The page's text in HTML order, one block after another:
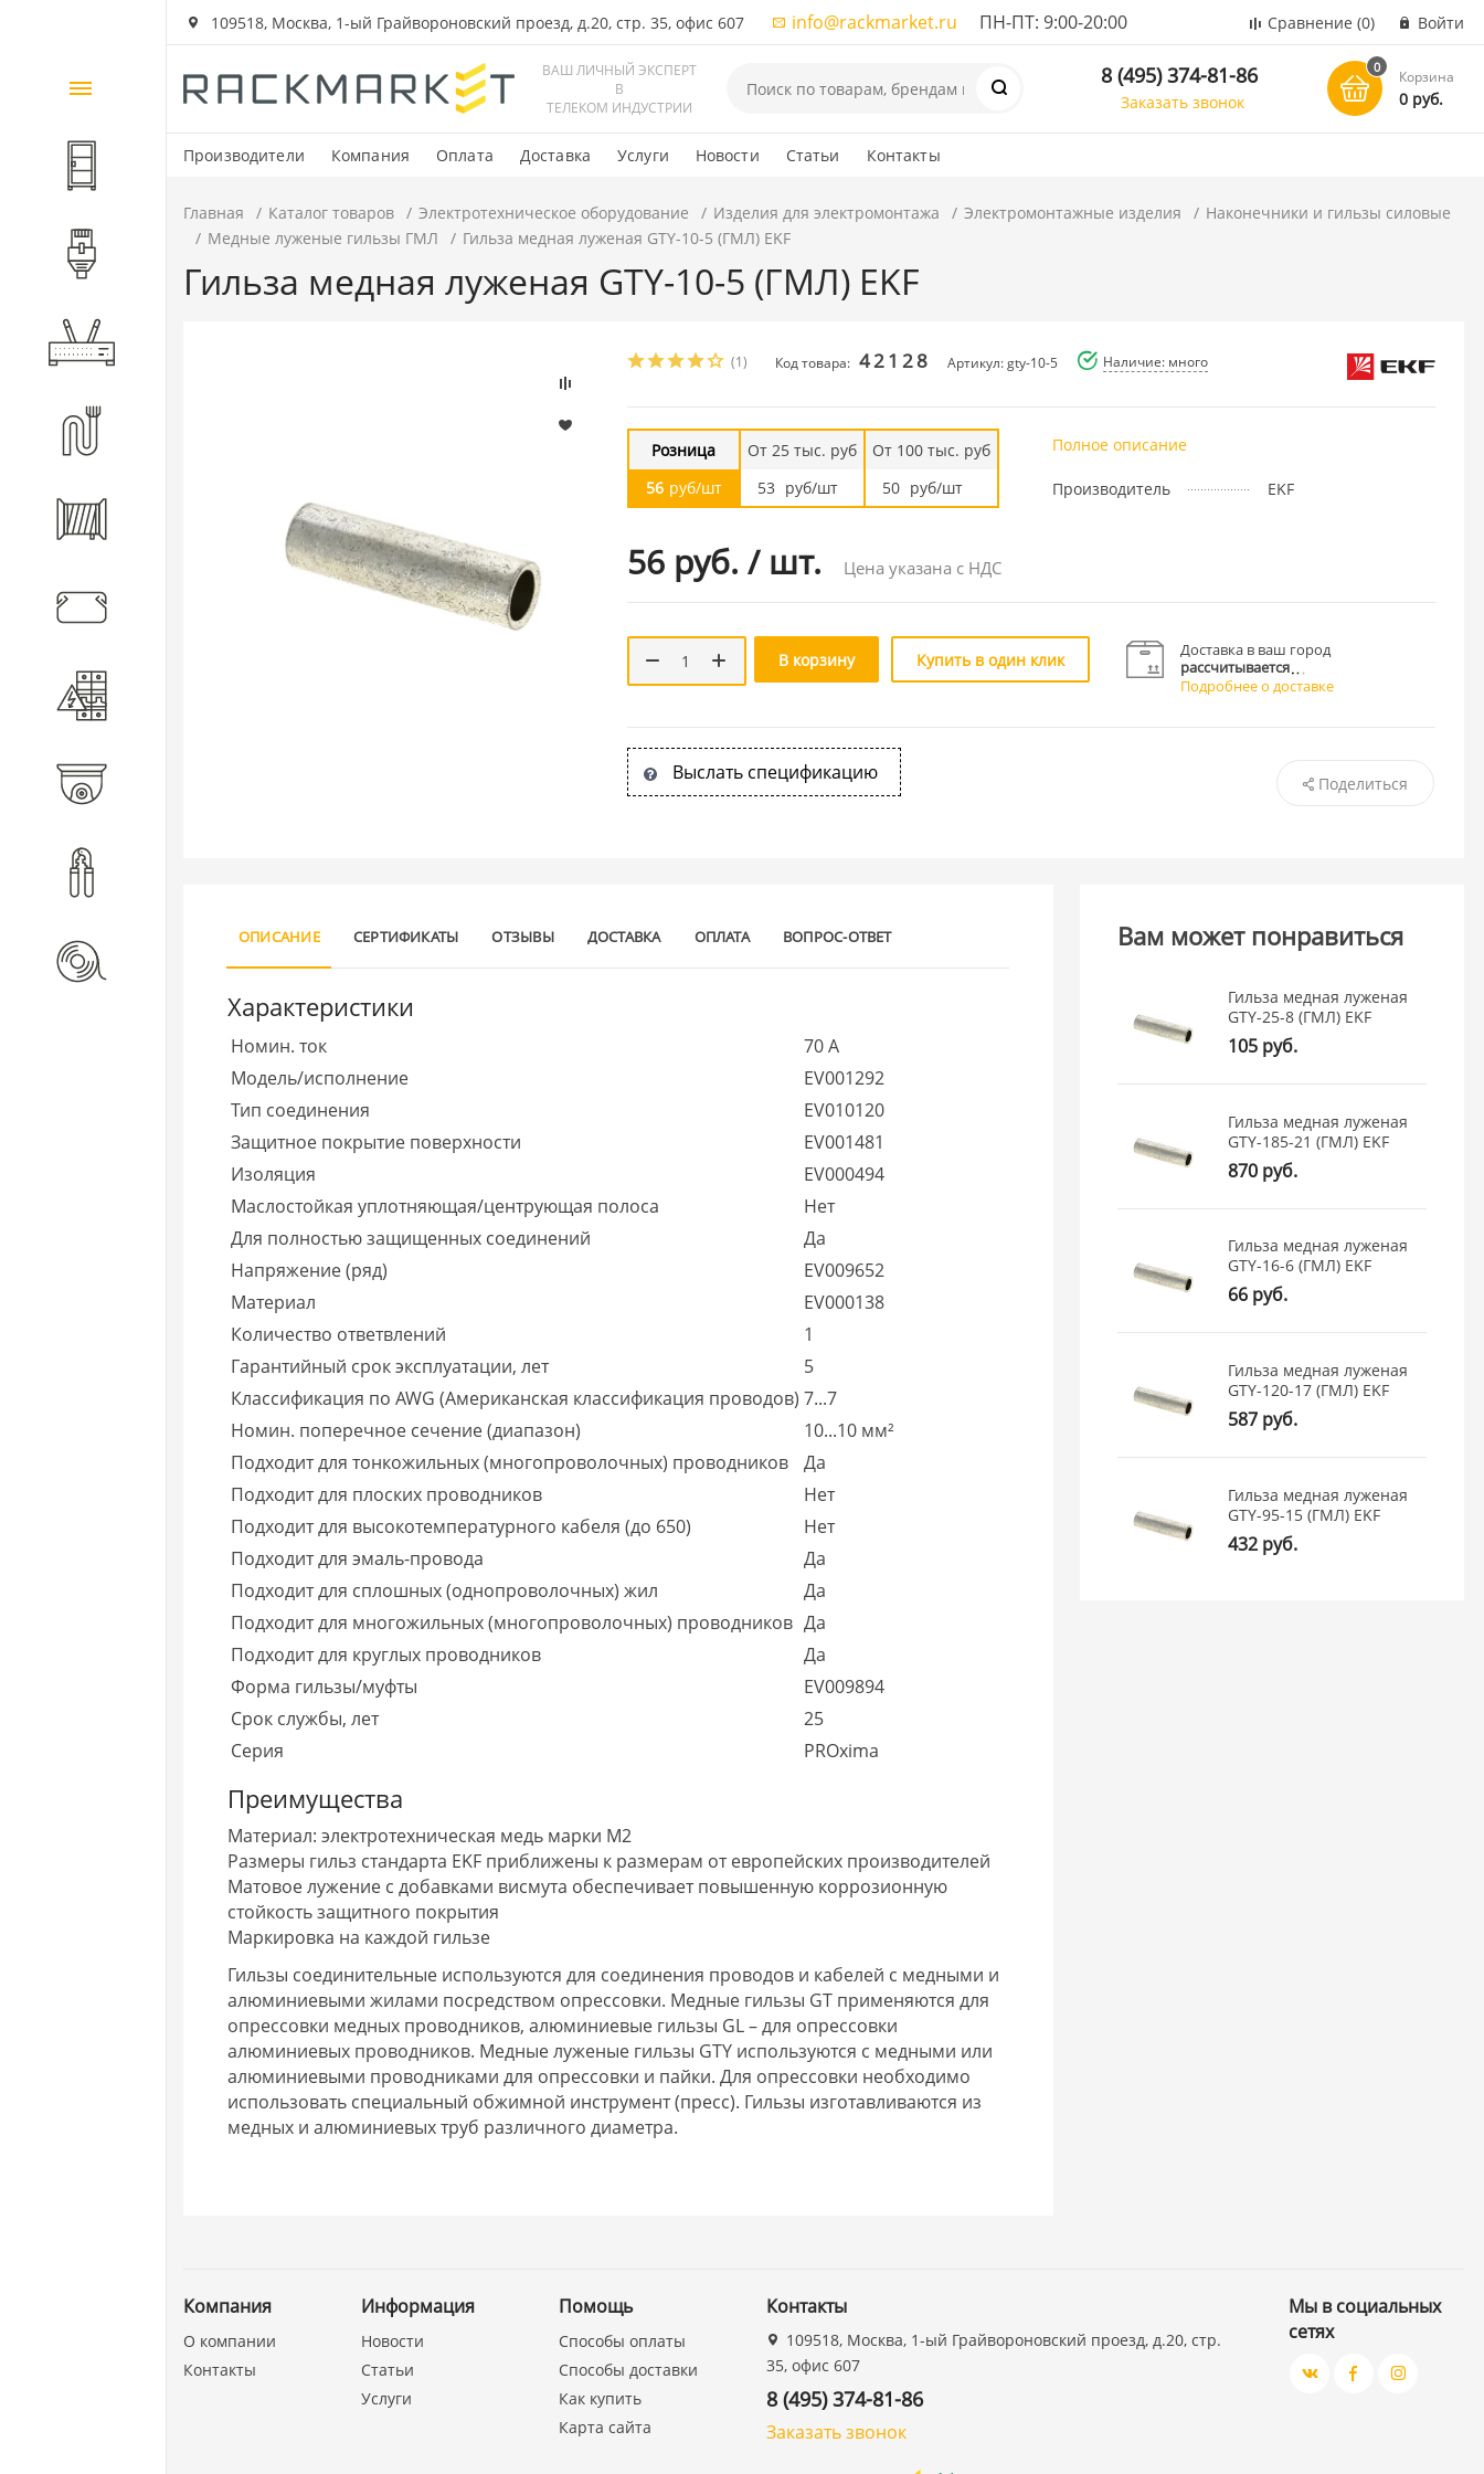
109518, Москва, 1-ый Грайвороновский проезд, д.20, стр. 35, офис 607 info@rackmarket.ru ПН-ПТ: 9:00-20:00 Сравнение (0) Войти
ВАШ ЛИЧНЫЙ ЭКСПЕРТ
В
ТЕЛЕКОМ ИНДУСТРИИ
8 (495) 374-81-86
Заказать звонок
0
Корзина
0 руб.
Производители Компания Оплата Доставка Услуги Новости Статьи Контакты
Каталог
товаров
Шкафы и стойки
Компоненты СКС
Главная Каталог товаров Электротехническое оборудование Изделия для электромонтажа Электромонтажные изделия
Наконечники и гильзы силовые
Медные луженые гильзы ГМЛ
Гильза медная луженая GTY-10-5 (ГМЛ) EKF
Гильза медная луженая GTY-10-5 (ГМЛ) EKF
(1) Код товара: 42128 Артикул: gty-10-5 Наличие: много
Розница
56 руб/шт
От 25 тыс. руб
53 руб/шт
От 100 тыс. руб
50 руб/шт
56 руб. / шт. Цена указана с НДС
Полное описание
Производитель EKF
В корзину Купить в один клик
Доставка в ваш город
рассчитывается
Подробнее о доставке
Выслать спецификацию Поделиться
ОПИСАНИЕ СЕРТИФИКАТЫ ОТЗЫВЫ ДОСТАВКА ОПЛАТА ВОПРОС-ОТВЕТ
Характеристики
Номин. ток
70 А
Модель/исполнение
EV001292
Тип соединения
EV010120
Защитное покрытие поверхности
EV001481
Изоляция
EV000494
Маслостойкая уплотняющая/центрующая полоса
Нет
Для полностью защищенных соединений
Да
Напряжение (ряд)
EV009652
Материал
EV000138
Количество ответвлений
1
Гарантийный срок эксплуатации, лет
5
Классификация по AWG (Американская классификация проводов) 7...7
Номин. поперечное сечение (диапазон)
10...10 мм²
Подходит для тонкожильных (многопроволочных) проводников
Да
Подходит для плоских проводников
Нет
Подходит для высокотемпературного кабеля (до 650)
Нет
Подходит для эмаль-провода
Да
Подходит для сплошных (однопроволочных) жил
Да
Подходит для многожильных (многопроволочных) проводников Да
Подходит для круглых проводников
Да
Форма гильзы/муфты
EV009894
Срок службы, лет
25
Серия
PROxima
Преимущества
Материал: электротехническая медь марки М2
Размеры гильз стандарта EKF приближены к размерам от европейских производителей
Матовое лужение с добавками висмута обеспечивает повышенную коррозионную
стойкость защитного покрытия
Маркировка на каждой гильзе
Гильзы соединительные используются для соединения проводов и кабелей с медными и
алюминиевыми жилами посредством опрессовки. Медные гильзы GT применяются для
опрессовки медных проводников, алюминиевые гильзы GL – для опрессовки
алюминиевых проводников. Медные луженые гильзы GTY используются с медными или
алюминиевыми проводниками для опрессовки и пайки. Для опрессовки необходимо
использовать специальный обжимной инструмент (пресс). Гильзы изготавливаются из
медных и алюминиевых труб различного диаметра.
Вам может понравиться
Гильза медная луженая
GTY-25-8 (ГМЛ) EKF
105 руб.
Гильза медная луженая
GTY-185-21 (ГМЛ) EKF
870 руб.
Гильза медная луженая
GTY-16-6 (ГМЛ) EKF
66 руб.
Гильза медная луженая
GTY-120-17 (ГМЛ) EKF
587 руб.
Гильза медная луженая
GTY-95-15 (ГМЛ) EKF
432 руб.
Компания
О компании
Контакты
Информация
Новости
Статьи
Услуги
Помощь
Способы оплаты
Способы доставки
Как купить
Карта сайта
Контакты
109518, Москва, 1-ый Грайвороновский проезд, д.20, стр.
35, офис 607
8 (495) 374-81-86
Заказать звонок
Мы в социальных
сетях